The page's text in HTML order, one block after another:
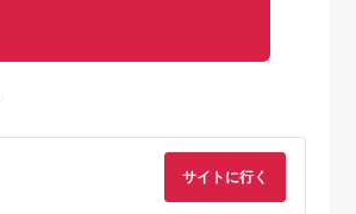
サイトに行く